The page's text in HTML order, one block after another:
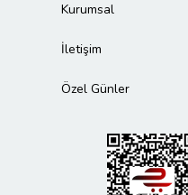
Kurumsal
İletişim
Özel Günler